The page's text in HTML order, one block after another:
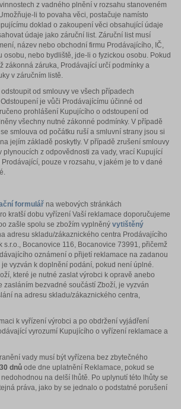
z vadného plnění v rozsahu stanoveném
li to povaha věci, postačuje namísto
doklad o zakoupení věci obsahující údaje
údaje jako záruční list. Záruční list musí
název nebo obchodní firmu Prodávajícího, IČ,
osobu, nebo bydliště, jde-li o fyzickou osobu. Pokud
zákonná záruka, Prodávající určí podmínky a
v záručním listě.
od smlouvy ve všech případech
je vůči Prodávajícímu účinné od
prohlášení Kupujícího o odstoupení od
všechny nutné zákonné podmínky. V případě
smlouva od počátku ruší a smluvní strany jsou si
jejím základě poskytly. V případě zrušení smlouvy
plynoucích z odpovědnosti za vady, vrací Kupující
pouze v rozsahu, v jakém je to v dané
formulář na webových stránkách
kratší dobu vyřízení Vaší reklamace doporučujeme
zašle spolu se zbožím vyplněný vytištěný
adresu skladu/zákaznického centra Prodávajícího
s.r.o., Bocanovice 116, Bocanovice 73991, přičemž
oznámení o přijetí reklamace na zadanou
vyzván k doplnění podání, pokud není úplné.
které je nutné zaslat výrobci k opravě anebo
zasláním bezvadné součástí Zboží, je vyzván
na adresu skladu/zákaznického centra,
k vyřízení výrobci a po obdržení vyjádření
vyrozumí Kupujícího o vyřízení reklamace a
vady musí být vyřízena bez zbytečného
dnů ode dne uplatnění Reklamace, pokud se
na delší lhůtě. Po uplynutí této lhůty se
práva, jako by se jednalo o podstatné porušení